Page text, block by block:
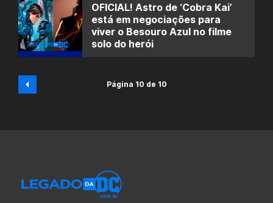
OFICIAL! Astro de ‘Cobra Kai’
está em negociações para
viver o Besouro Azul no filme
solo do herói
Página 10 de 10